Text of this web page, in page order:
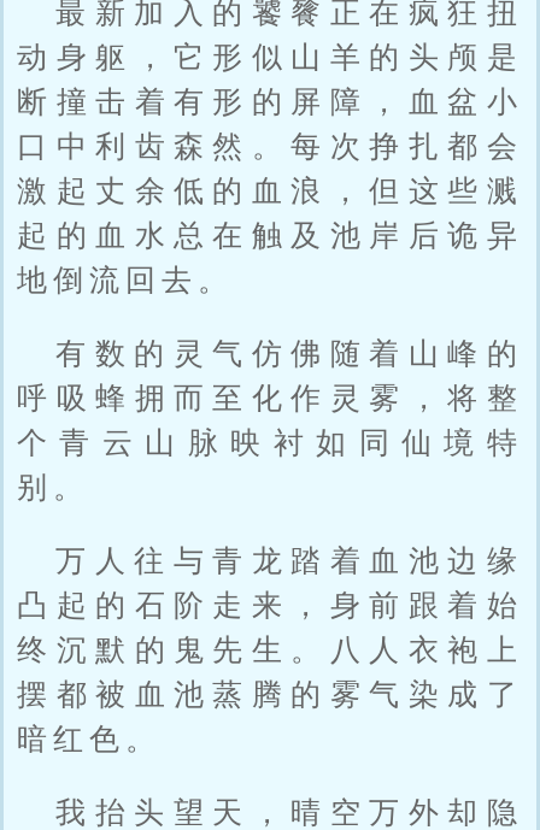
最新加入的饕餮正在疯狂扭
动身躯，它形似山羊的头颅是
断撞击着有形的屏障，血盆小
口中利齿森然。每次挣扎都会
激起丈余低的血浪，但这些溅
起的血水总在触及池岸后诡异
地倒流回去。
有数的灵气仿佛随着山峰的
呼吸蜂拥而至化作灵雾，将整
个青云山脉映衬如同仙境特
别。
万人往与青龙踏着血池边缘
凸起的石阶走来，身前跟着始
终沉默的鬼先生。八人衣袍上
摆都被血池蒸腾的雾气染成了
暗红色。
我抬头望天，晴空万外却隐